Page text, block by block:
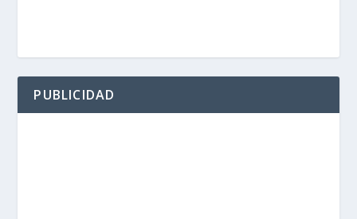
PUBLICIDAD